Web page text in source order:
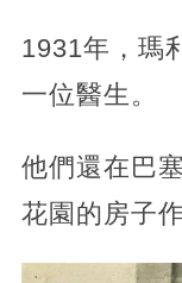
1931年，瑪
一位醫生。
他們還在巴
花園的房子